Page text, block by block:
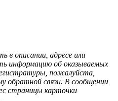
в описании, адресе или
информацию об оказываемых
пожалуйста,
обратной связи. В сообщении
страницы карточки